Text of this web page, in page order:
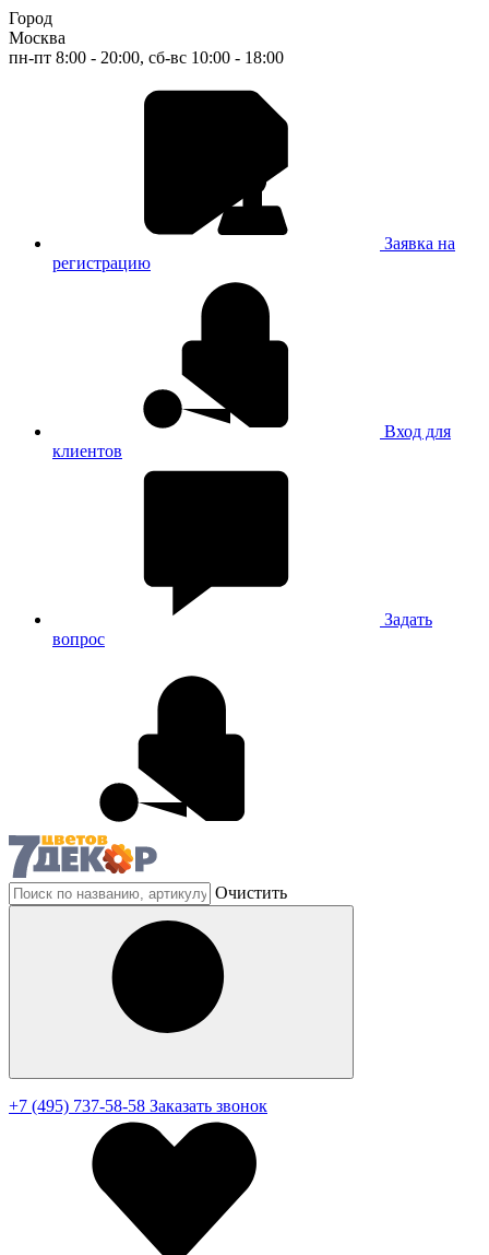
Город
Москва
пн-пт 8:00 - 20:00, сб-вс 10:00 - 18:00
Заявка на
регистрацию
Вход для
клиентов
Задать
вопрос
Очистить
+7 (495) 737-58-58 Заказать звонок